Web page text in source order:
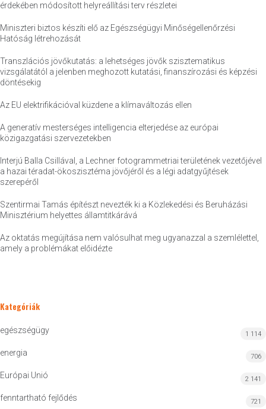
érdekében módosított helyreállítási terv részletei
Miniszteri biztos készíti elő az Egészségügyi Minőségellenőrzési
Hatóság létrehozását
Transzlációs jövőkutatás: a lehetséges jövők szisztematikus
vizsgálatától a jelenben meghozott kutatási, finanszírozási és képzési
döntésekig
Az EU elektrifikációval küzdene a klímaváltozás ellen
A generatív mesterséges intelligencia elterjedése az európai
közigazgatási szervezetekben
Interjú Balla Csillával, a Lechner fotogrammetriai területének vezetőjével
a hazai téradat-ökoszisztéma jövőjéről és a légi adatgyűjtések
szerepéről
Szentirmai Tamás építészt nevezték ki a Közlekedési és Beruházási
Minisztérium helyettes államtitkárává
Az oktatás megújítása nem valósulhat meg ugyanazzal a szemlélettel,
amely a problémákat előidézte
Kategóriák
egészségügy 1 114
energia 706
Európai Unió 2 141
fenntartható fejlődés 721